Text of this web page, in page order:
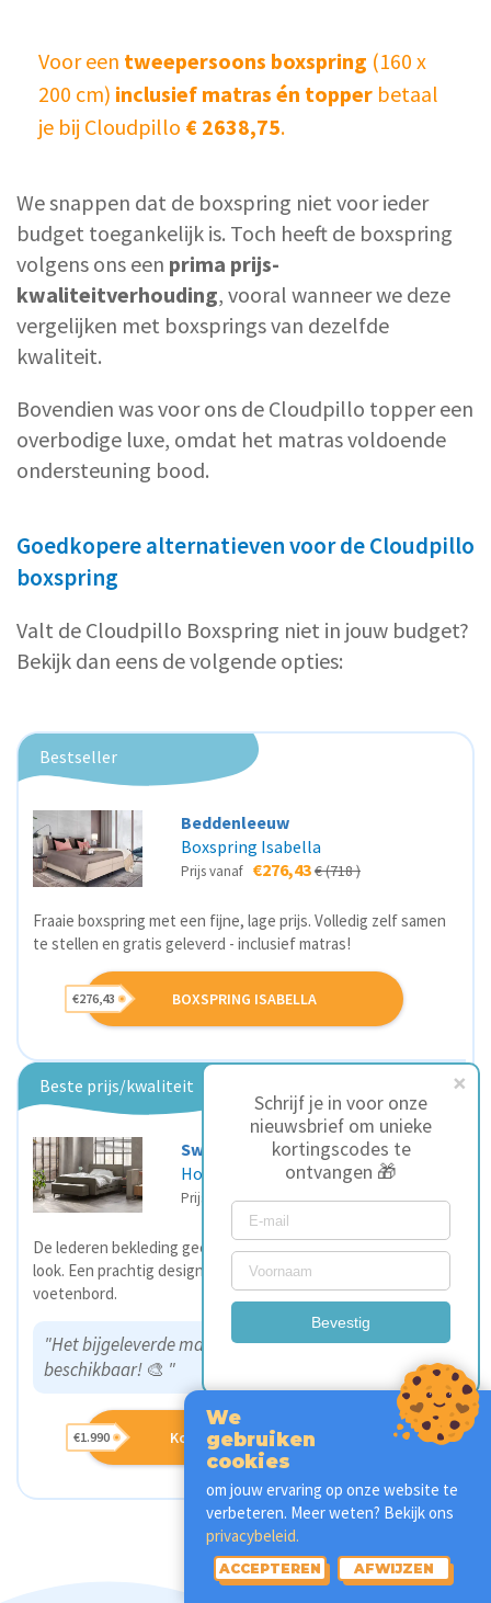
Voor een tweepersoons boxspring (160 x
200 cm) inclusief matras én topper betaal
je bij Cloudpillo € 2638,75.
We snappen dat de boxspring niet voor ieder
budget toegankelijk is. Toch heeft de boxspring
volgens ons een prima prijs-
kwaliteitverhouding, vooral wanneer we deze
vergelijken met boxsprings van dezelfde
kwaliteit.
Bovendien was voor ons de Cloudpillo topper een
overbodige luxe, omdat het matras voldoende
ondersteuning bood.
Goedkopere alternatieven voor de Cloudpillo
boxspring
Valt de Cloudpillo Boxspring niet in jouw budget?
Bekijk dan eens de volgende opties:
Bestseller
Beddenleeuw
Boxspring Isabella
Prijs vanaf €276,43€ (718 )
Fraaie boxspring met een fijne, lage prijs. Volledig zelf samen
te stellen en gratis geleverd - inclusief matras!
BOXSPRING ISABELLA
€276,43
Beste prijs/kwaliteit
Swiss Sense
Home 102 Boxspring
Prijs vanaf€1.990
De lederen bekleding geeft de Home 102 boxspring een urban
look. Een prachtig design met een mooi zwevend hoofd- en
voetenbord.
"Het bijgeleverde matras is in 3 hardheden
beschikbaar! 🎨 "
Koop bij Swiss Sense*
€1.990
Schrijf je in voor onze
nieuwsbrief om unieke
kortingscodes te
ontvangen 🎁
Bevestig
We
gebruiken
cookies
om jouw ervaring op onze website te
verbeteren. Meer weten? Bekijk ons
privacybeleid.
ACCEPTEREN AFWIJZEN